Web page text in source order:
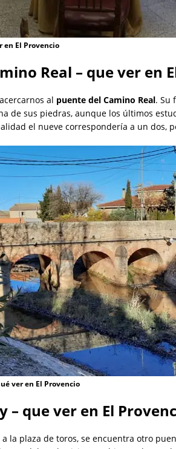
en El Provencio
Real – que ver en
al puente del Camino Real. Su
de sus piedras, aunque los últimos
el nueve correspondería a un dos,
ver en El Provencio
– que ver en El
la plaza de toros, se encuentra otro